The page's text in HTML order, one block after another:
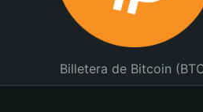
Billetera de Bitcoin